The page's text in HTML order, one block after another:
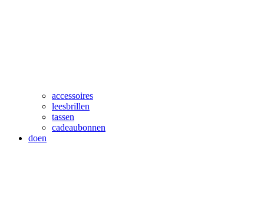
accessoires
leesbrillen
tassen
cadeaubonnen
doen